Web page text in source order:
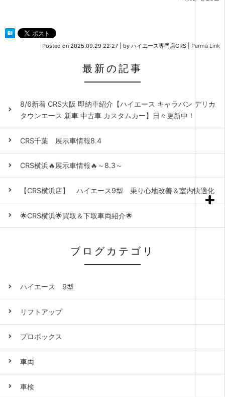
Posted on 2025.09.29 22:27 by ハイエース専門店CRS Perma Link
最新の記事
8/6新着 CRS大阪 即納車紹介【ハイエース キャラバン デリカ
タウンエース 新車 中古車 カスタムカー】日々更新中！
CRS千葉 展示車情報8.4
CRS横浜🔥展示車情報🔥～8.3～
【CRS横浜店】 ハイエース9型 乗り心地改善＆室内快適化
🌟CRS横浜🌟買取＆下取車両紹介🌟
ブログカテゴリ
ハイエース 9型
リフトアップ
プロボックス
車両
車検